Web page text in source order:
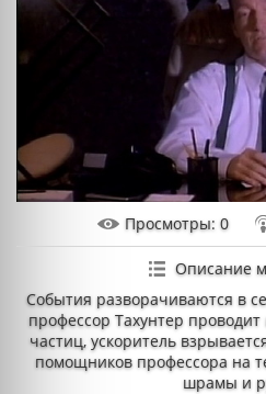
Просмотры: 0
Описание
События разворачиваются в
профессор Тахунтер
частиц, ускоритель
помощников профессора на
шрамы и